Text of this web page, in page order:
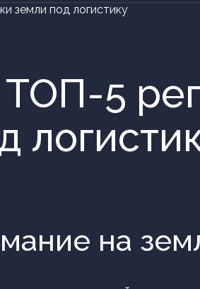
земли под логистику
5
на